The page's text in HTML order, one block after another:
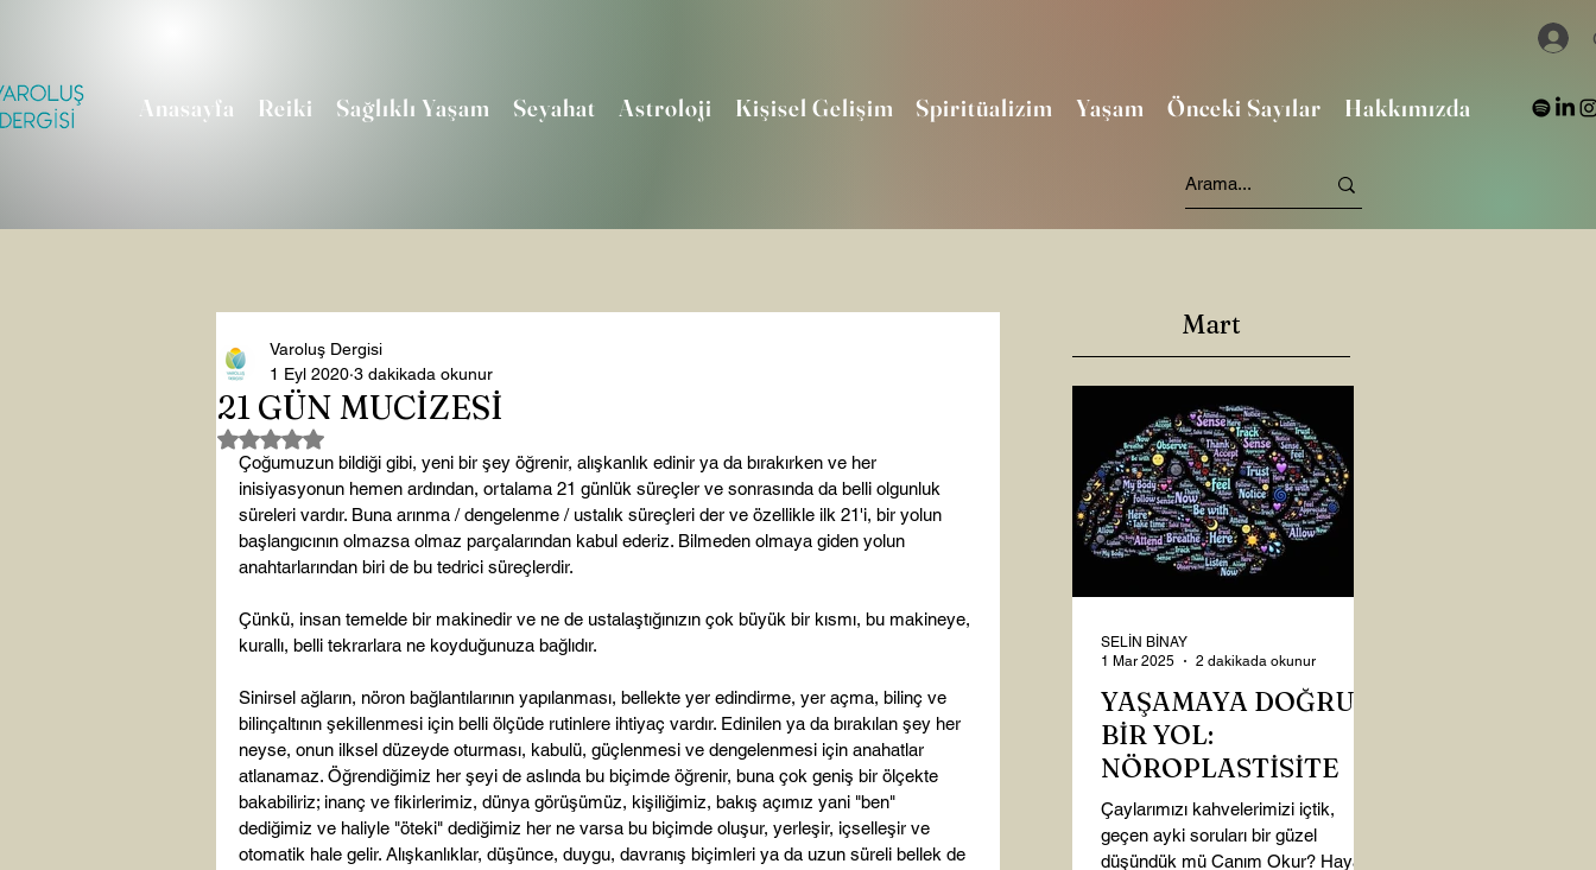
Anasayfa Reiki Sağlıklı Yaşam Seyahat Astroloji Kişisel Gelişim Spiritüalizim Yaşam Önceki Sayılar Hakkımızda
21 GÜN MUCİZESİ
Varoluş Dergisi
1 Eyl 2020 3 dakikada okunur
5 üzerinden NaN yıldız
Çoğumuzun bildiği gibi, yeni bir şey öğrenir, alışkanlık edinir ya da bırakırken ve her
inisiyasyonun hemen ardından, ortalama 21 günlük süreçler ve sonrasında da belli olgunluk
süreleri vardır. Buna arınma / dengelenme / ustalık süreçleri der ve özellikle ilk 21'i, bir yolun
başlangıcının olmazsa olmaz parçalarından kabul ederiz. Bilmeden olmaya giden yolun
anahtarlarından biri de bu tedrici süreçlerdir.
Çünkü, insan temelde bir makinedir ve ne de ustalaştığınızın çok büyük bir kısmı, bu makineye,
kurallı, belli tekrarlara ne koyduğunuza bağlıdır.
Sinirsel ağların, nöron bağlantılarının yapılanması, bellekte yer edindirme, yer açma, bilinç ve
bilinçaltının şekillenmesi için belli ölçüde rutinlere ihtiyaç vardır. Edinilen ya da bırakılan şey her
neyse, onun ilksel düzeyde oturması, kabulü, güçlenmesi ve dengelenmesi için anahatlar
atlanamaz. Öğrendiğimiz her şeyi de aslında bu biçimde öğrenir, buna çok geniş bir ölçekte
bakabiliriz; inanç ve fikirlerimiz, dünya görüşümüz, kişiliğimiz, bakış açımız yani "ben"
dediğimiz ve haliyle "öteki" dediğimiz her ne varsa bu biçimde oluşur, yerleşir, içselleşir ve
otomatik hale gelir. Alışkanlıklar, düşünce, duygu, davranış biçimleri ya da uzun süreli bellek de
Mart
YAŞAMAYA DOĞRU
BİR YOL:
NÖROPLASTİSİTE
Çaylarımızı kahvelerimizi içtik,
geçen ayki soruları bir güzel
düşündük mü Canım Okur? Hayatta
SELİN BİNAY
1 Mar 2025
2 dakikada okunur